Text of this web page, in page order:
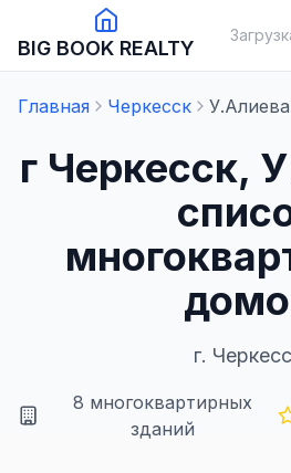
BIG BOOK REALTY
Главная Черкесск У.Алиева
г Черкесск,
г.
8 многоквартирных
зданий